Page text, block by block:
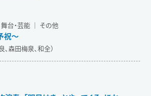
台・芸能 ｜ その他
祝～
森田梅泉、和全）